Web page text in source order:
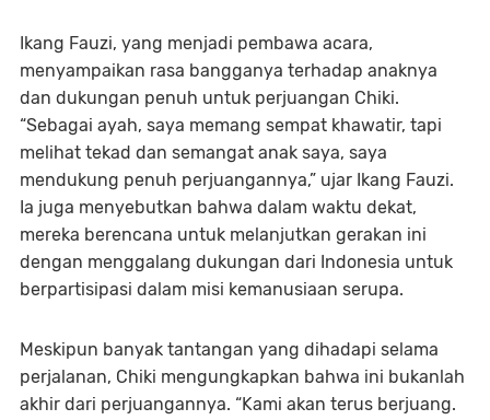
Ikang Fauzi, yang menjadi pembawa acara,
menyampaikan rasa bangganya terhadap anaknya
dan dukungan penuh untuk perjuangan Chiki.
“Sebagai ayah, saya memang sempat khawatir, tapi
melihat tekad dan semangat anak saya, saya
mendukung penuh perjuangannya,” ujar Ikang Fauzi.
Ia juga menyebutkan bahwa dalam waktu dekat,
mereka berencana untuk melanjutkan gerakan ini
dengan menggalang dukungan dari Indonesia untuk
berpartisipasi dalam misi kemanusiaan serupa.
Meskipun banyak tantangan yang dihadapi selama
perjalanan, Chiki mengungkapkan bahwa ini bukanlah
akhir dari perjuangannya. “Kami akan terus berjuang.